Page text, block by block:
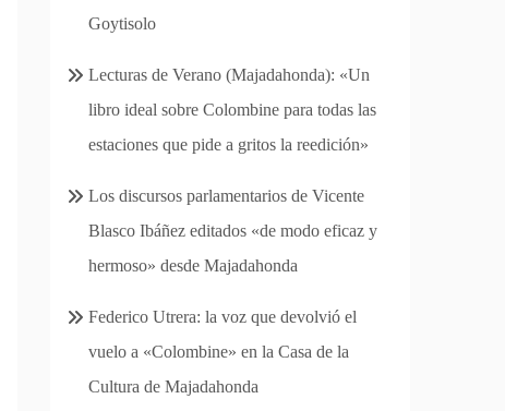
Goytisolo
Lecturas de Verano (Majadahonda): «Un
libro ideal sobre Colombine para todas las
estaciones que pide a gritos la reedición»
Los discursos parlamentarios de Vicente
Blasco Ibáñez editados «de modo eficaz y
hermoso» desde Majadahonda
Federico Utrera: la voz que devolvió el
vuelo a «Colombine» en la Casa de la
Cultura de Majadahonda